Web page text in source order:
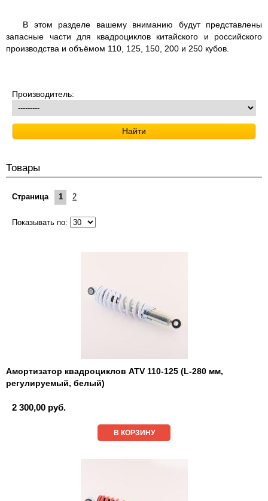
В этом разделе вашему вниманию будут представлены
запасные части для квадроциклов китайского и российского
производства и объёмом 110, 125, 150, 200 и 250 кубов.
Производитель:
Товары
Страница 1 2
Показывать по:
Амортизатор квадроциклов ATV 110-125 (L-280 мм,
регулируемый, белый)
2 300,00 руб.
В КОРЗИНУ